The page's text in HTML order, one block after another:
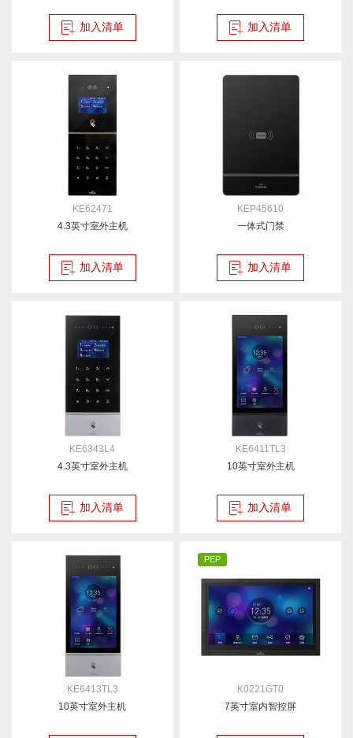
加入清单 加入清单
KE62471
4.3英寸室外主机
加入清单
KEP45610
一体式门禁
加入清单
KE6343L4
4.3英寸室外主机
加入清单
KE6411TL3
10英寸室外主机
加入清单
KE6413TL3
10英寸室外主机
PEP
K0221GT0
7英寸室内智控屏